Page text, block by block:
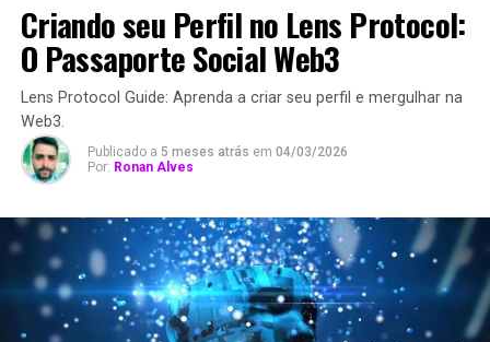
Criando seu Perfil no Lens Protocol:
O Passaporte Social Web3
Lens Protocol Guide: Aprenda a criar seu perfil e mergulhar na
Web3.
Publicado a 5 meses atrás em 04/03/2026
Por: Ronan Alves